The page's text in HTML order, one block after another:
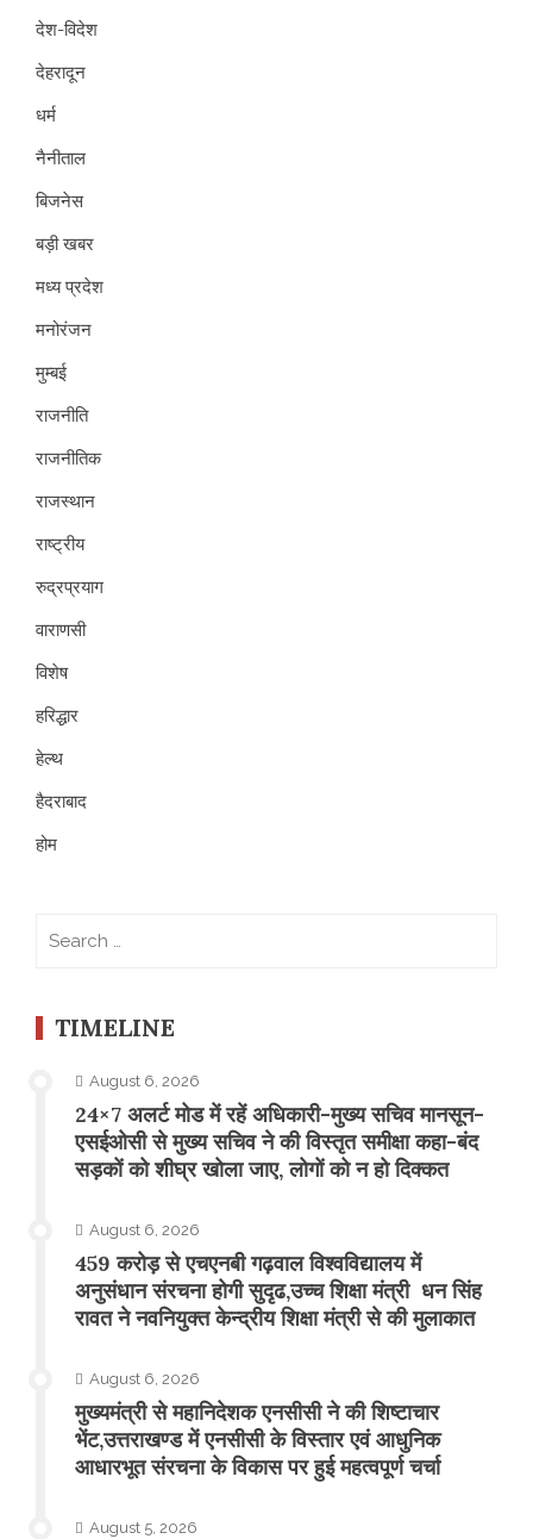
देश-विदेश
देहरादून
धर्म
नैनीताल
बिजनेस
बड़ी खबर
मध्य प्रदेश
मनोरंजन
मुम्बई
राजनीति
राजनीतिक
राजस्थान
राष्ट्रीय
रुद्रप्रयाग
वाराणसी
विशेष
हरिद्धार
हेल्थ
हैदराबाद
होम
TIMELINE
August 6, 2026
24×7 अलर्ट मोड में रहें अधिकारी-मुख्य सचिव मानसून-
एसईओसी से मुख्य सचिव ने की विस्तृत समीक्षा कहा-बंद
सड़कों को शीघ्र खोला जाए, लोगों को न हो दिक्कत
August 6, 2026
459 करोड़ से एचएनबी गढ़वाल विश्वविद्यालय में
अनुसंधान संरचना होगी सुदृढ,उच्च शिक्षा मंत्री धन सिंह
रावत ने नवनियुक्त केन्द्रीय शिक्षा मंत्री से की मुलाकात
August 6, 2026
मुख्यमंत्री से महानिदेशक एनसीसी ने की शिष्टाचार
भेंट,उत्तराखण्ड में एनसीसी के विस्तार एवं आधुनिक
आधारभूत संरचना के विकास पर हुई महत्वपूर्ण चर्चा
August 5, 2026